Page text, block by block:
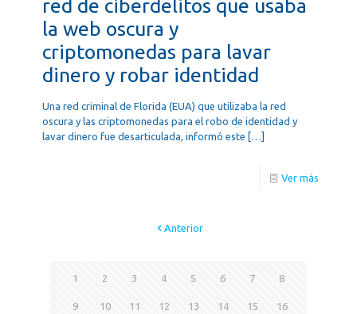
red de ciberdelitos que usaba
la web oscura y
criptomonedas para lavar
dinero y robar identidad
Una red criminal de Florida (EUA) que utilizaba la red
oscura y las criptomonedas para el robo de identidad y
lavar dinero fue desarticulada, informó este […]
Ver más
Anterior
1 2 3 4 5 6 7 8
9 10 11 12 13 14 15 16